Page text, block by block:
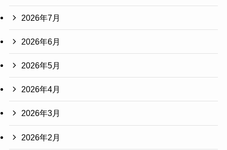
2026年7月
2026年6月
2026年5月
2026年4月
2026年3月
2026年2月